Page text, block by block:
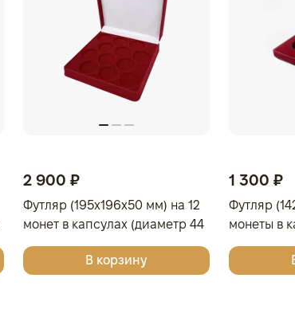
2 900 ₽
Футляр (195x196x50 мм) на 12
монет в капсулах (диаметр 44
мм), светло-бордовый
В корзину
1 300 ₽
Футляр
монеты в
46 мм),